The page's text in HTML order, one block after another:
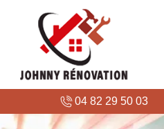
04 82 29 50 03